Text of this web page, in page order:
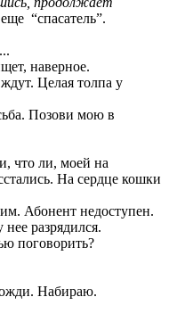
“спасатель”.
наверное.
Целая толпа у
Позови мою в
что ли, моей на
На сердце кошки
Абонент недоступен.
разрядился.
поговорить?
Набираю.